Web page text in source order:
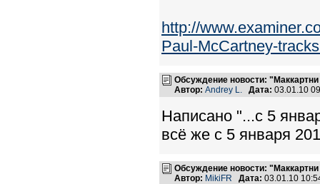
http://
Paul-McCartney-
Обсуждение новости:
Автор: Andrey L. Дата: 03.01.10
Написано "...с 5
всё же с 5 января
Обсуждение новости:
Автор: MikiFR Дата: 03.01.10